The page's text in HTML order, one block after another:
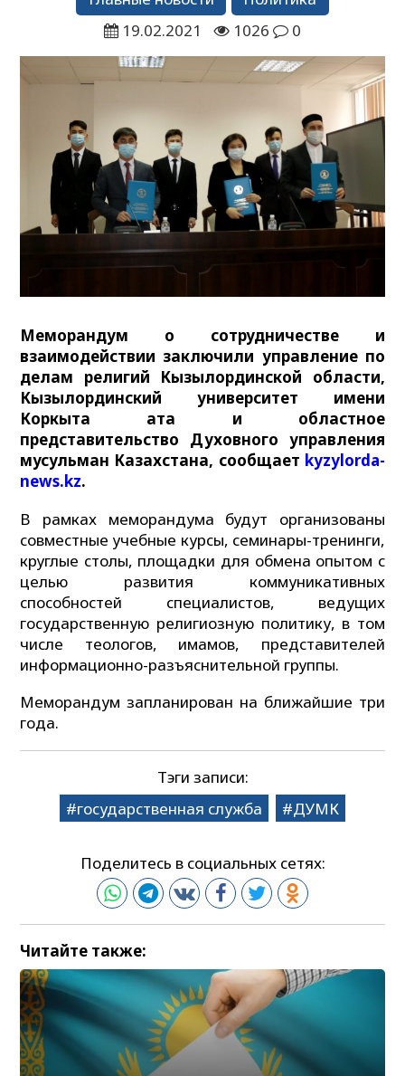
19.02.2021
1026 0
Меморандум о сотрудничестве и
взаимодействии заключили управление по
делам религий Кызылординской области,
Кызылординский университет имени
Коркыта ата и областное
представительство Духовного управления
мусульман Казахстана, сообщает kyzylorda-
news.kz.
В рамках меморандума будут организованы
совместные учебные курсы, семинары-тренинги,
круглые столы, площадки для обмена опытом с
целью развития коммуникативных
способностей специалистов, ведущих
государственную религиозную политику, в том
числе теологов, имамов, представителей
информационно-разъяснительной группы.
Меморандум запланирован на ближайшие три
года.
Тэги записи:
государственная служба
ДУМК
Поделитесь в социальных сетях:
Читайте также: